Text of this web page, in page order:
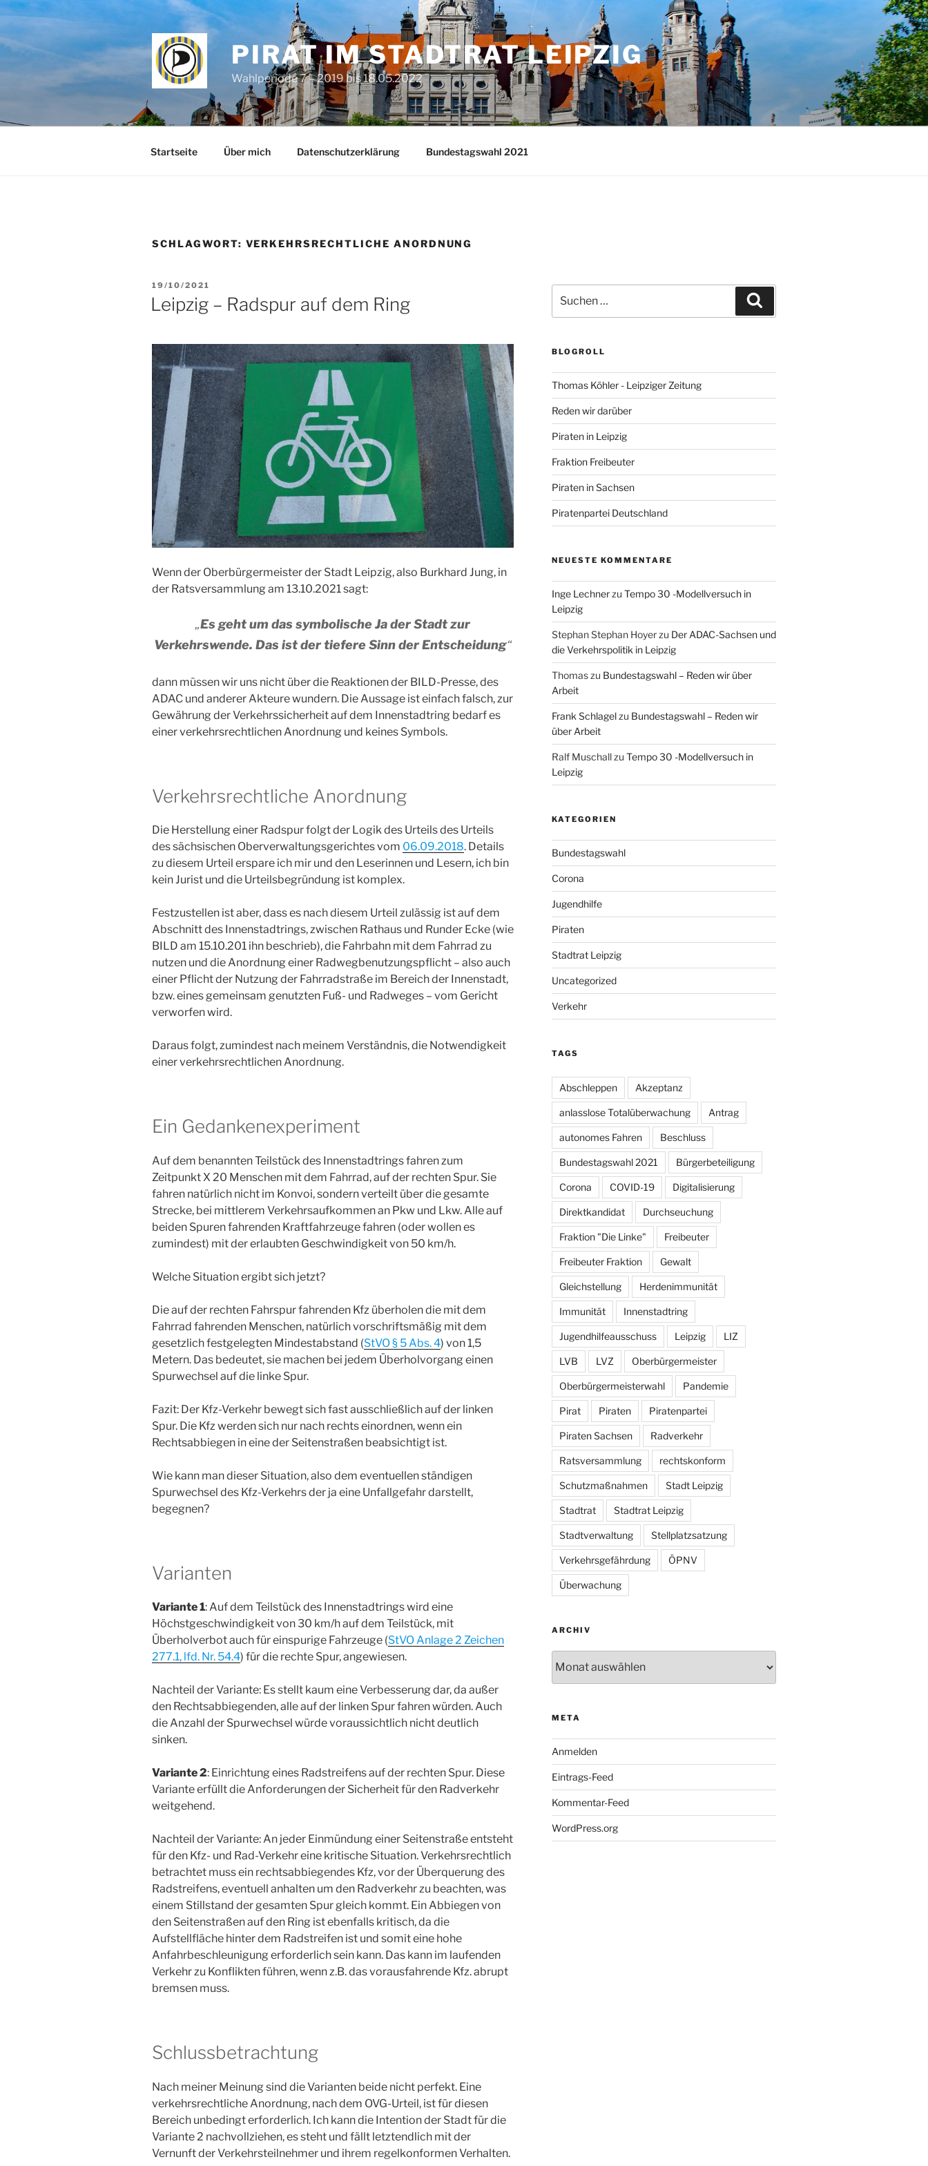
Zum
springen
PIRAT IM STADTRAT LEIPZIG
Wahlperiode 7 – 2019 bis 18.05.2022
Startseite Über mich Datenschutzerklärung Bundestagswahl 2021
SCHLAGWORT: VERKEHRSRECHTLICHE ANORDNUNG
VERÖFFENTLICHT
AM
19/10/2021
Leipzig – Radspur auf dem Ring
Wenn der Oberbürgermeister der Stadt Leipzig, also Burkhard Jung, in
der Ratsversammlung am 13.10.2021 sagt:
„Es geht um das symbolische Ja der Stadt zur
Verkehrswende. Das ist der tiefere Sinn der Entscheidung“
dann müssen wir uns nicht über die Reaktionen der BILD-Presse, des
ADAC und anderer Akteure wundern. Die Aussage ist einfach falsch, zur
Gewährung der Verkehrssicherheit auf dem Innenstadtring bedarf es
einer verkehrsrechtlichen Anordnung und keines Symbols.
Verkehrsrechtliche Anordnung
Die Herstellung einer Radspur folgt der Logik des Urteils des Urteils
des sächsischen Oberverwaltungsgerichtes vom 06.09.2018. Details
zu diesem Urteil erspare ich mir und den Leserinnen und Lesern, ich bin
kein Jurist und die Urteilsbegründung ist komplex.
Festzustellen ist aber, dass es nach diesem Urteil zulässig ist auf dem
Abschnitt des Innenstadtrings, zwischen Rathaus und Runder Ecke (wie
BILD am 15.10.201 ihn beschrieb), die Fahrbahn mit dem Fahrrad zu
nutzen und die Anordnung einer Radwegbenutzungspflicht – also auch
einer Pflicht der Nutzung der Fahrradstraße im Bereich der Innenstadt,
bzw. eines gemeinsam genutzten Fuß- und Radweges – vom Gericht
verworfen wird.
Daraus folgt, zumindest nach meinem Verständnis, die Notwendigkeit
einer verkehrsrechtlichen Anordnung.
Ein Gedankenexperiment
Auf dem benannten Teilstück des Innenstadtrings fahren zum
Zeitpunkt X 20 Menschen mit dem Fahrrad, auf der rechten Spur. Sie
fahren natürlich nicht im Konvoi, sondern verteilt über die gesamte
Strecke, bei mittlerem Verkehrsaufkommen an Pkw und Lkw. Alle auf
beiden Spuren fahrenden Kraftfahrzeuge fahren (oder wollen es
zumindest) mit der erlaubten Geschwindigkeit von 50 km/h.
Welche Situation ergibt sich jetzt?
Die auf der rechten Fahrspur fahrenden Kfz überholen die mit dem
Fahrrad fahrenden Menschen, natürlich vorschriftsmäßig mit dem
gesetzlich festgelegten Mindestabstand (StVO § 5 Abs. 4) von 1,5
Metern. Das bedeutet, sie machen bei jedem Überholvorgang einen
Spurwechsel auf die linke Spur.
Fazit: Der Kfz-Verkehr bewegt sich fast ausschließlich auf der linken
Spur. Die Kfz werden sich nur nach rechts einordnen, wenn ein
Rechtsabbiegen in eine der Seitenstraßen beabsichtigt ist.
Wie kann man dieser Situation, also dem eventuellen ständigen
Spurwechsel des Kfz-Verkehrs der ja eine Unfallgefahr darstellt,
begegnen?
Varianten
Variante 1: Auf dem Teilstück des Innenstadtrings wird eine
Höchstgeschwindigkeit von 30 km/h auf dem Teilstück, mit
Überholverbot auch für einspurige Fahrzeuge (StVO Anlage 2 Zeichen
277.1, lfd. Nr. 54.4) für die rechte Spur, angewiesen.
Nachteil der Variante: Es stellt kaum eine Verbesserung dar, da außer
den Rechtsabbiegenden, alle auf der linken Spur fahren würden. Auch
die Anzahl der Spurwechsel würde voraussichtlich nicht deutlich
sinken.
Variante 2: Einrichtung eines Radstreifens auf der rechten Spur. Diese
Variante erfüllt die Anforderungen der Sicherheit für den Radverkehr
weitgehend.
Nachteil der Variante: An jeder Einmündung einer Seitenstraße entsteht
für den Kfz- und Rad-Verkehr eine kritische Situation. Verkehrsrechtlich
betrachtet muss ein rechtsabbiegendes Kfz, vor der Überquerung des
Radstreifens, eventuell anhalten um den Radverkehr zu beachten, was
einem Stillstand der gesamten Spur gleich kommt. Ein Abbiegen von
den Seitenstraßen auf den Ring ist ebenfalls kritisch, da die
Aufstellfläche hinter dem Radstreifen ist und somit eine hohe
Anfahrbeschleunigung erforderlich sein kann. Das kann im laufenden
Verkehr zu Konflikten führen, wenn z.B. das vorausfahrende Kfz. abrupt
bremsen muss.
Schlussbetrachtung
Nach meiner Meinung sind die Varianten beide nicht perfekt. Eine
verkehrsrechtliche Anordnung, nach dem OVG-Urteil, ist für diesen
Bereich unbedingt erforderlich. Ich kann die Intention der Stadt für die
Variante 2 nachvollziehen, es steht und fällt letztendlich mit der
Vernunft der Verkehrsteilnehmer und ihrem regelkonformen Verhalten.
nach:
BLOGROLL
Thomas Köhler - Leipziger Zeitung
Reden wir darüber
Piraten in Leipzig
Fraktion Freibeuter
Piraten in Sachsen
Piratenpartei Deutschland
NEUESTE KOMMENTARE
Inge Lechnerzu Tempo 30 -Modellversuch in
Leipzig
Stephan Stephan Hoyerzu Der ADAC-Sachsen und
die Verkehrspolitik in Leipzig
Thomaszu Bundestagswahl – Reden wir über
Arbeit
Frank Schlagelzu Bundestagswahl – Reden wir
über Arbeit
Ralf Muschallzu Tempo 30 -Modellversuch in
Leipzig
KATEGORIEN
Bundestagswahl
Corona
Jugendhilfe
Piraten
Stadtrat Leipzig
Uncategorized
Verkehr
TAGS
Abschleppen Akzeptanz
anlasslose Totalüberwachung Antrag
autonomes Fahren Beschluss
Bundestagswahl 2021 Bürgerbeteiligung
Corona COVID-19 Digitalisierung
Direktkandidat Durchseuchung
Fraktion "Die Linke" Freibeuter
Freibeuter Fraktion Gewalt
Gleichstellung Herdenimmunität
Immunität Innenstadtring
Jugendhilfeausschuss Leipzig LIZ
LVB LVZ Oberbürgermeister
Oberbürgermeisterwahl Pandemie
Pirat Piraten Piratenpartei
Piraten Sachsen Radverkehr
Ratsversammlung rechtskonform
Schutzmaßnahmen Stadt Leipzig
Stadtrat Stadtrat Leipzig
Stadtverwaltung Stellplatzsatzung
Verkehrsgefährdung ÖPNV
Überwachung
ARCHIV
META
Anmelden
Eintrags-Feed
Kommentar-Feed
WordPress.org